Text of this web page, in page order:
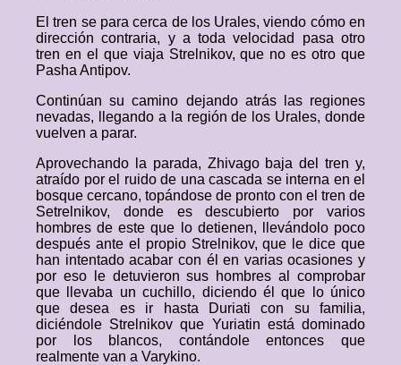
El tren se para cerca de los Urales, viendo cómo en
dirección contraria, y a toda velocidad pasa otro
tren en el que viaja Strelnikov, que no es otro que
Pasha Antipov.
Continúan su camino dejando atrás las regiones
nevadas, llegando a la región de los Urales, donde
vuelven a parar.
Aprovechando la parada, Zhivago baja del tren y,
atraído por el ruido de una cascada se interna en el
bosque cercano, topándose de pronto con el tren de
Setrelnikov, donde es descubierto por varios
hombres de este que lo detienen, llevándolo poco
después ante el propio Strelnikov, que le dice que
han intentado acabar con él en varias ocasiones y
por eso le detuvieron sus hombres al comprobar
que llevaba un cuchillo, diciendo él que lo único
que desea es ir hasta Duriati con su familia,
diciéndole Strelnikov que Yuriatin está dominado
por los blancos, contándole entonces que
realmente van a Varykino.